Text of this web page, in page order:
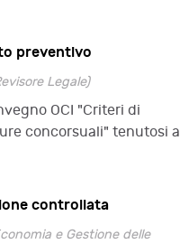
preventivo
Legale)
OCI "Criteri di
concorsuali" tenutosi a
controllata
e Gestione delle